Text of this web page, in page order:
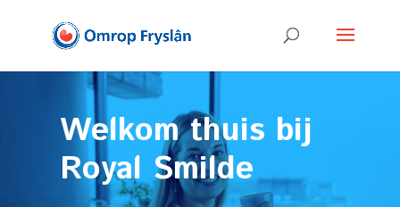
Welkom thuis bij
Royal Smilde